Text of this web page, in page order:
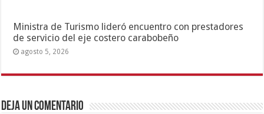
Ministra de Turismo lideró encuentro con prestadores
de servicio del eje costero carabobeño
agosto 5, 2026
Deja un comentario